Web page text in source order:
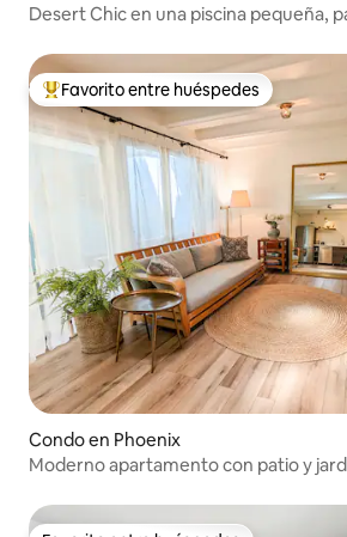
Desert Chic en una piscina pequeña,
Favorito entre huéspedes preferido
Favorito entre huéspedes
Condo en Phoenix
Moderno apartamento con patio y